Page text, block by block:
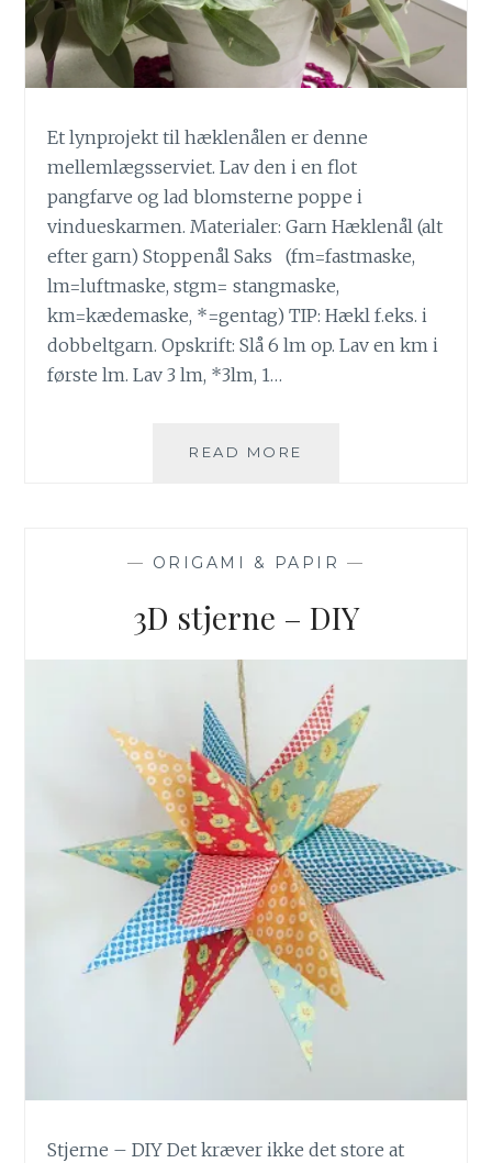
Et lynprojekt til hæklenålen er denne
mellemlægsserviet. Lav den i en flot
pangfarve og lad blomsterne poppe i
vindueskarmen. Materialer: Garn Hæklenål (alt
efter garn) Stoppenål Saks (fm=fastmaske,
lm=luftmaske, stgm= stangmaske,
km=kædemaske, *=gentag) TIP: Hækl f.eks. i
dobbeltgarn. Opskrift: Slå 6 lm op. Lav en km i
første lm. Lav 3 lm, *3lm, 1…
READ MORE
— ORIGAMI & PAPIR —
3D stjerne – DIY
Stjerne – DIY Det kræver ikke det store at